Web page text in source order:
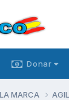
Donar
MARCA